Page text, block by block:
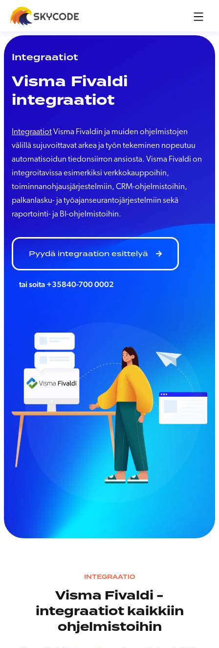
Integraatiot
Visma Fivaldi
integraatiot
IntegraatiotVisma Fivaldin ja muiden ohjelmistojen
välillä sujuvoittavat arkea ja työn tekeminen nopeutuu
automatisoidun tiedonsiirron ansiosta. Visma Fivaldi on
integroitavissa esimerkiksi verkkokauppoihin,
toiminnanohjausjärjestelmiin, CRM-ohjelmistoihin,
palkanlasku- ja työajanseurantojärjestelmiin sekä
raportointi- ja BI-ohjelmistoihin.
Pyydä integraation esittelyä
tai soita +35840-700 0002
INTEGRAATIO
Visma Fivaldi -
integraatiot kaikkiin
ohjelmistoihin